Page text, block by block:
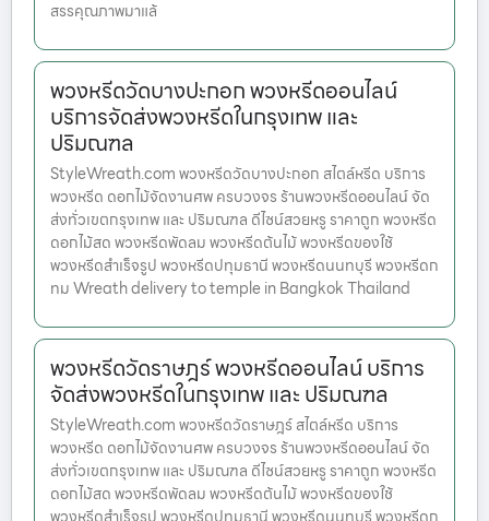
สรรคุณภาพมาแล้
พวงหรีดวัดบางปะกอก พวงหรีดออนไลน์
บริการจัดส่งพวงหรีดในกรุงเทพ และ
ปริมณฑล
StyleWreath.com พวงหรีดวัดบางปะกอก สไตล์หรีด บริการ
พวงหรีด ดอกไม้จัดงานศพ ครบวงจร ร้านพวงหรีดออนไลน์ จัด
ส่งทั่วเขตกรุงเทพ และ ปริมณฑล ดีไซน์สวยหรู ราคาถูก พวงหรีด
ดอกไม้สด พวงหรีดพัดลม พวงหรีดต้นไม้ พวงหรีดของใช้
พวงหรีดสำเร็จรูป พวงหรีดปทุมธานี พวงหรีดนนทบุรี พวงหรีดก
ทม Wreath delivery to temple in Bangkok Thailand
พวงหรีดวัดราษฎร์ พวงหรีดออนไลน์ บริการ
จัดส่งพวงหรีดในกรุงเทพ และ ปริมณฑล
StyleWreath.com พวงหรีดวัดราษฎร์ สไตล์หรีด บริการ
พวงหรีด ดอกไม้จัดงานศพ ครบวงจร ร้านพวงหรีดออนไลน์ จัด
ส่งทั่วเขตกรุงเทพ และ ปริมณฑล ดีไซน์สวยหรู ราคาถูก พวงหรีด
ดอกไม้สด พวงหรีดพัดลม พวงหรีดต้นไม้ พวงหรีดของใช้